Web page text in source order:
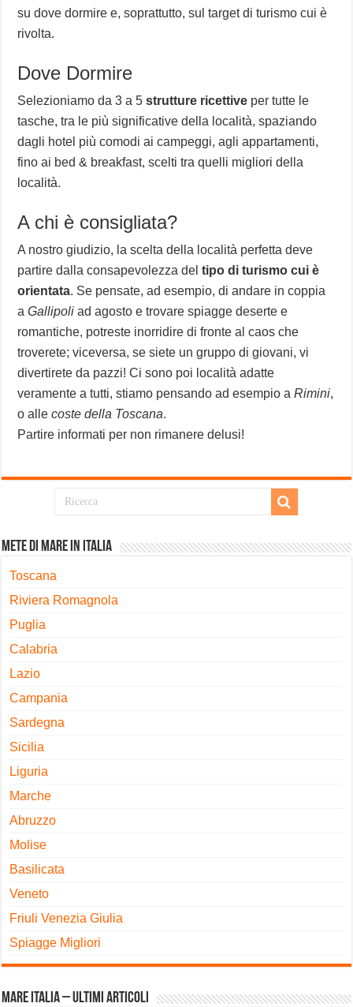
su dove dormire e, soprattutto, sul target di turismo cui è
rivolta.
Dove Dormire
Selezioniamo da 3 a 5strutture ricettive per tutte le
tasche, tra le più significative della località, spaziando
dagli hotel più comodi ai campeggi, agli appartamenti,
fino ai bed & breakfast, scelti tra quelli migliori della
località.
A chi è consigliata?
A nostro giudizio, la scelta della località perfetta deve
partire dalla consapevolezza deltipo di turismo cui è
orientata. Se pensate, ad esempio, di andare in coppia
aGallipoli ad agosto e trovare spiagge deserte e
romantiche, potreste inorridire di fronte al caos che
troverete; viceversa, se siete un gruppo di giovani, vi
divertirete da pazzi! Ci sono poi località adatte
veramente a tutti, stiamo pensando ad esempio aRimini,
o allecoste della Toscana.
Partire informati per non rimanere delusi!
Mete di Mare in Italia
Toscana
Riviera Romagnola
Puglia
Calabria
Lazio
Campania
Sardegna
Sicilia
Liguria
Marche
Abruzzo
Molise
Basilicata
Veneto
Friuli Venezia Giulia
Spiagge Migliori
Mare Italia – ultimi articoli